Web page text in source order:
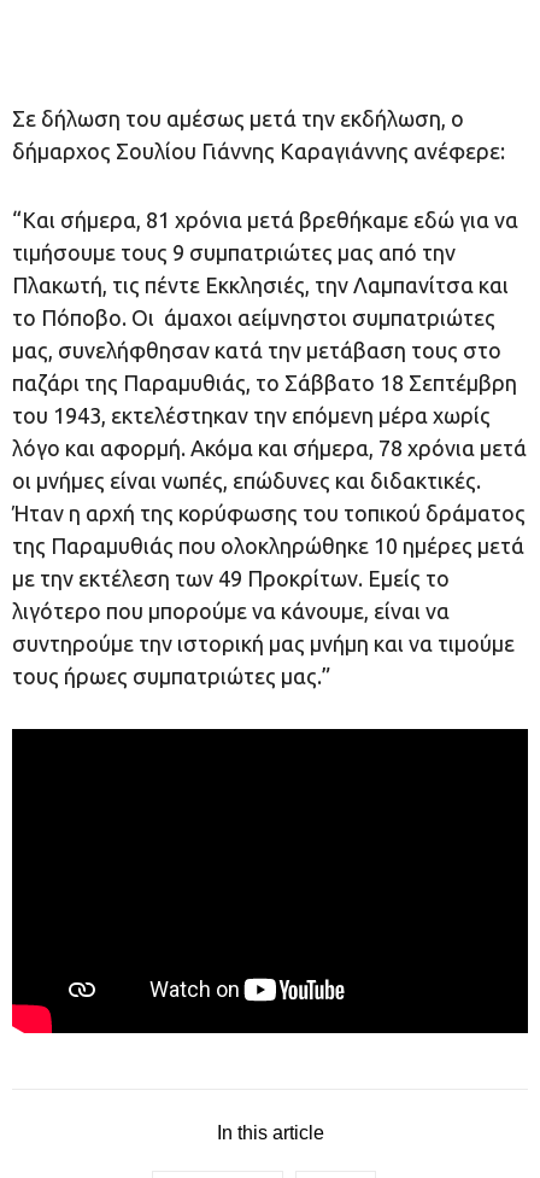
Σε δήλωση του αμέσως μετά την εκδήλωση, ο
δήμαρχος Σουλίου Γιάννης Καραγιάννης ανέφερε:
“Και σήμερα, 81 χρόνια μετά βρεθήκαμε εδώ για να
τιμήσουμε τους 9 συμπατριώτες μας από την
Πλακωτή, τις πέντε Εκκλησιές, την Λαμπανίτσα και
το Πόποβο. Οι άμαχοι αείμνηστοι συμπατριώτες
μας, συνελήφθησαν κατά την μετάβαση τους στο
παζάρι της Παραμυθιάς, το Σάββατο 18 Σεπτέμβρη
του 1943, εκτελέστηκαν την επόμενη μέρα χωρίς
λόγο και αφορμή. Ακόμα και σήμερα, 78 χρόνια μετά
οι μνήμες είναι νωπές, επώδυνες και διδακτικές.
Ήταν η αρχή της κορύφωσης του τοπικού δράματος
της Παραμυθιάς που ολοκληρώθηκε 10 ημέρες μετά
με την εκτέλεση των 49 Προκρίτων. Εμείς το
λιγότερο που μπορούμε να κάνουμε, είναι να
συντηρούμε την ιστορική μας μνήμη και να τιμούμε
τους ήρωες συμπατριώτες μας.”
In this article